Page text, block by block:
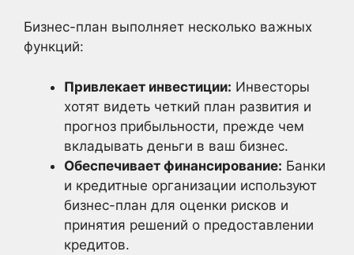
Бизнес-план выполняет несколько важных
функций:
Привлекает инвестиции: Инвесторы
хотят видеть четкий план развития и
прогноз прибыльности, прежде чем
вкладывать деньги в ваш бизнес.
Обеспечивает финансирование: Банки
и кредитные организации используют
бизнес-план для оценки рисков и
принятия решений о предоставлении
кредитов.